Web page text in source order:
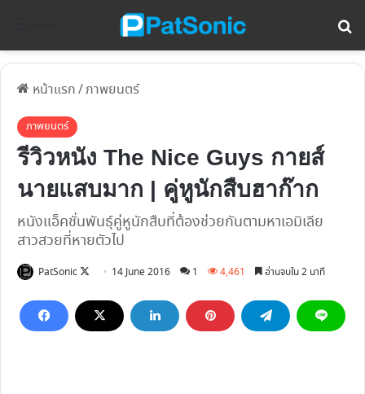
หน้าแรก/ภาพยนตร์
ภาพยนตร์
รีวิวหนัง The Nice Guys กายส์
นายแสบมาก | คู่หูนักสืบฮาก๊าก
หนังแอ็คชั่นพันธุ์คู่หูนักสืบที่ต้องช่วยกันตามหาเอมิเลีย
สาวสวยที่หายตัวไป
PatSonic
Follow14 June 2016 1 4,461 อ่านจบใน 2 นาที